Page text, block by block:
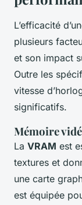
L’efficacité
plusieurs
et son impact
Outre les
vitesse
significatifs.
Mémoire
La VRAM est
textures et
une carte
est équipée